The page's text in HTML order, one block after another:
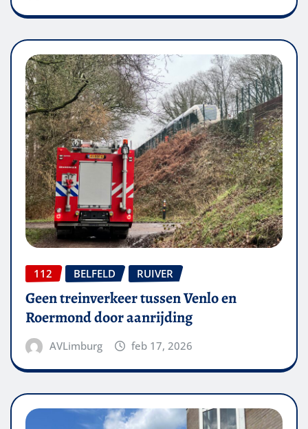
112 BELFELD RUIVER
Geen treinverkeer tussen Venlo en
Roermond door aanrijding
AVLimburg feb 17, 2026